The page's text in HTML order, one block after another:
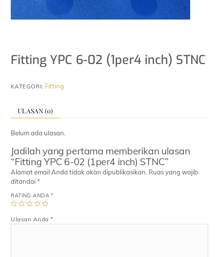
Fitting YPC 6-02 (1per4 inch) STNC
KATEGORI: Fitting
ULASAN (0)
Belum ada ulasan.
Jadilah yang pertama memberikan ulasan
“Fitting YPC 6-02 (1per4 inch) STNC”
Alamat email Anda tidak akan dipublikasikan. Ruas yang wajib
ditandai*
RATING ANDA*
Ulasan Anda*